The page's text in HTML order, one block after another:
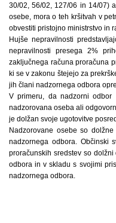
30/02, 56/02, 127/06 in 14/07)
osebe, mora o teh kršitvah v
obvestiti pristojno ministrstvo in
Hujše nepravilnosti
nepravilnosti presega 2%
zaključnega računa proračuna
ki se v zakonu štejejo za
jih člani nadzornega odbora
V primeru, da nadzorni
nadzorovana oseba ali
je dolžan svoje ugotovitve
Nadzorovane osebe so
nadzornega odbora. Občinski
proračunskih sredstev so
odbora in v skladu s svojimi
nadzornega odbora.